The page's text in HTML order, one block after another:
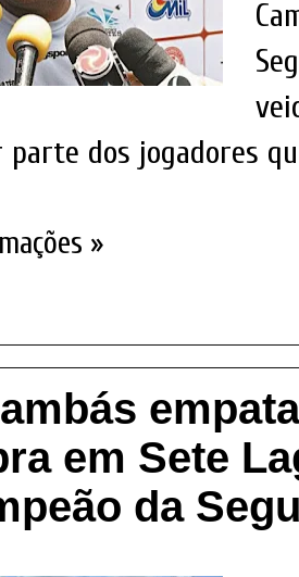
parte dos jogadores
»
em Sete
da